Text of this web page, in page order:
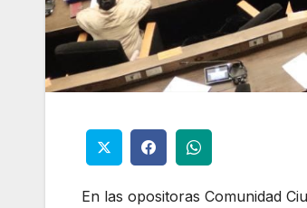
En las opositoras Comunidad